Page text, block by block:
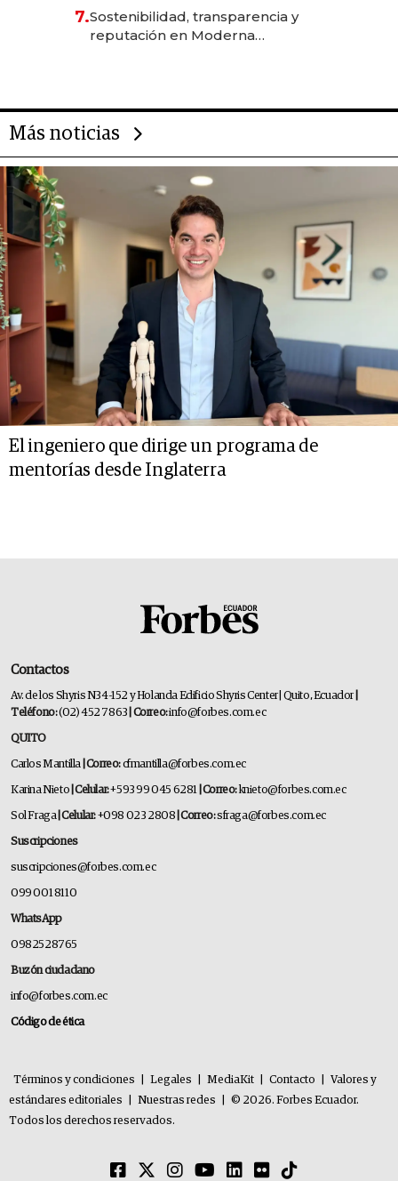
7.Sostenibilidad, transparencia y
reputación en Moderna
Más noticias
El ingeniero que dirige un programa de
mentorías desde Inglaterra
Contactos
Av. de los Shyris N34-152 y Holanda Edificio Shyris Center | Quito, Ecuador
Teléfono:(02) 452 7863 | Correo:info@forbes.com.ec
QUITO
Carlos Mantilla | Correo:cfmantilla@forbes.com.ec
Karina Nieto | Celular:+593 99 045 6281 | Correo:knieto@forbes.com.ec
Sol Fraga| Celular:+098 023 2808 | Correo:sfraga@forbes.com.ec
Suscripciones
suscripciones@forbes.com.ec
099 001 8110
WhatsApp
0982528765
Buzón ciudadano
info@forbes.com.ec
Código de ética
Términos y condiciones Legales MediaKit Contacto
Valores y
estándares editoriales
Nuestras redes
© 2026. Forbes Ecuador.
Todos los derechos reservados.